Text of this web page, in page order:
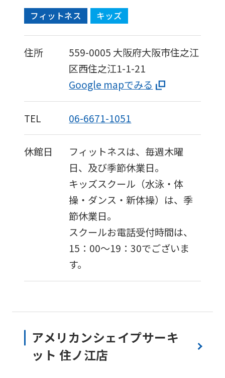
フィットネス キッズ
住所 559-0005 大阪府大阪市住之江
区西住之江1-1-21
Google mapでみる
TEL 06-6671-1051
休館日
フィットネスは、毎週木曜
日、及び季節休業日。
キッズスクール（水泳・体
操・ダンス・新体操）は、季
節休業日。
スクールお電話受付時間は、
15：00〜19：30でございま
す。
アメリカンシェイプサーキ
ット 住ノ江店
Central
Sports
official
website
is
automatically
translated
into
English.
Click
the
link
below
(start
automatic
translation)
top